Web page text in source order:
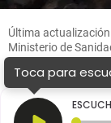
Última
Ministerio de
Toca para